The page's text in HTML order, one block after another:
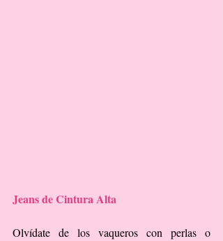
Jeans de Cintura Alta
Olvídate de los vaqueros con perlas o